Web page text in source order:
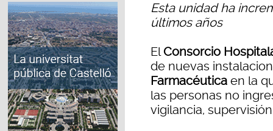
Esta unidad ha
últimos años
ElConsorcio
de nuevas
Farmacéutica en la
las personas no
vigilancia,